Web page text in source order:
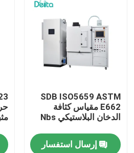
SDB ISO5659 ASTM
E662 مقياس كثافة
الدخان البلاستيكي Nbs
إرسال استفسار